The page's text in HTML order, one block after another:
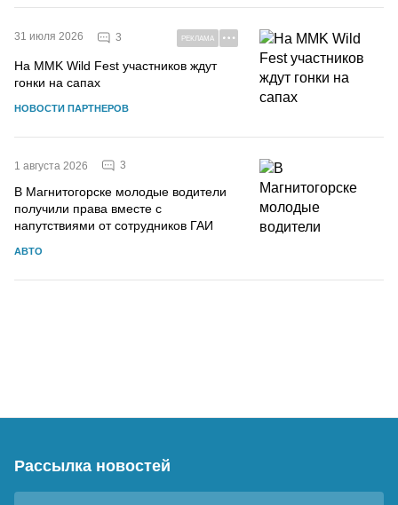
31 июля 2026 3 РЕКЛАМА
На MMK Wild Fest участников ждут
гонки на сапах
НОВОСТИ ПАРТНЕРОВ
1 августа 2026 3
В Магнитогорске молодые водители
получили права вместе с
напутствиями от сотрудников ГАИ
АВТО
Рассылка новостей